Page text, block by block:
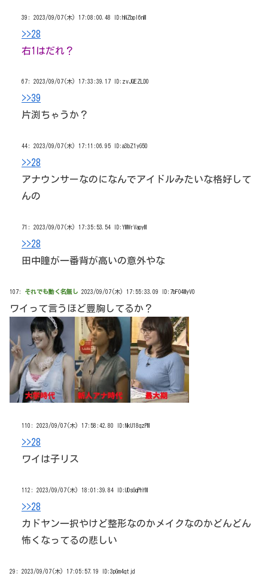
39: 2023/09/07(木) 17:08:00.48 ID:hNZbpl6nM
>>28
右1はだれ？
67: 2023/09/07(木) 17:33:39.17 ID:zvJQEZLD0
>>39
片渕ちゃうか？
44: 2023/09/07(木) 17:11:06.95 ID:a3bZ1yG50
>>28
アナウンサーなのになんでアイドルみたいな格好して
んの
71: 2023/09/07(木) 17:35:53.54 ID:YMWrVapyM
>>28
田中瞳が一番背が高いの意外やな
107: それでも動く名無し 2023/09/07(木) 17:55:33.09 ID:7bFO4MyV0
ワイって言うほど豊胸してるか？
110: 2023/09/07(木) 17:58:42.80 ID:NkU18qzPM
>>28
ワイは子リス
112: 2023/09/07(木) 18:01:39.84 ID:UDsGqPhYM
>>28
カドヤン一択やけど整形なのかメイクなのかどんどん
怖くなってるの悲しい
29: 2023/09/07(木) 17:05:57.19 ID:3pGm4qtjd